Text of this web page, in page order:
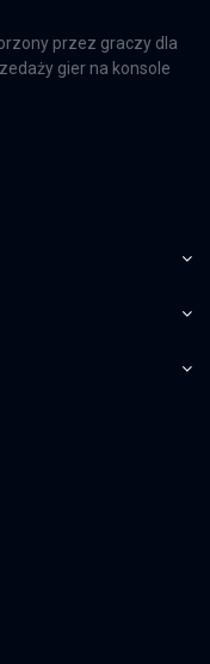
przez graczy dla
gier na konsole